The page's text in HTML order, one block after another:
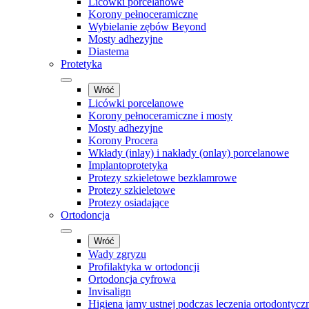
Korony pełnoceramiczne
Wybielanie zębów Beyond
Mosty adhezyjne
Diastema
Protetyka
Wróć
Licówki porcelanowe
Korony pełnoceramiczne i mosty
Mosty adhezyjne
Korony Procera
Wkłady (inlay) i nakłady (onlay) porcelanowe
Implantoprotetyka
Protezy szkieletowe bezklamrowe
Protezy szkieletowe
Protezy osiadające
Ortodoncja
Wróć
Wady zgryzu
Profilaktyka w ortodoncji
Ortodoncja cyfrowa
Invisalign
Higiena jamy ustnej podczas leczenia